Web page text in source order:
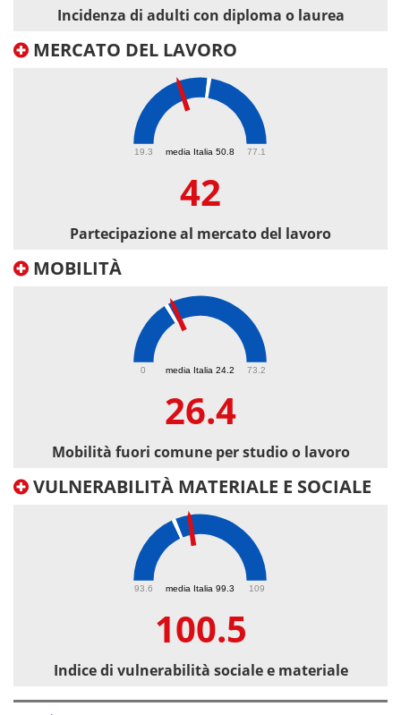
Incidenza di adulti con diploma o laurea
MERCATO DEL LAVORO
media Italia 50.8
19.3 77.1
42
Partecipazione al mercato del lavoro
MOBILITÀ
media Italia 24.2
0 73.2
26.4
Mobilità fuori comune per studio o lavoro
VULNERABILITÀ MATERIALE E SOCIALE
media Italia 99.3
93.6 109
100.5
Indice di vulnerabilità sociale e materiale